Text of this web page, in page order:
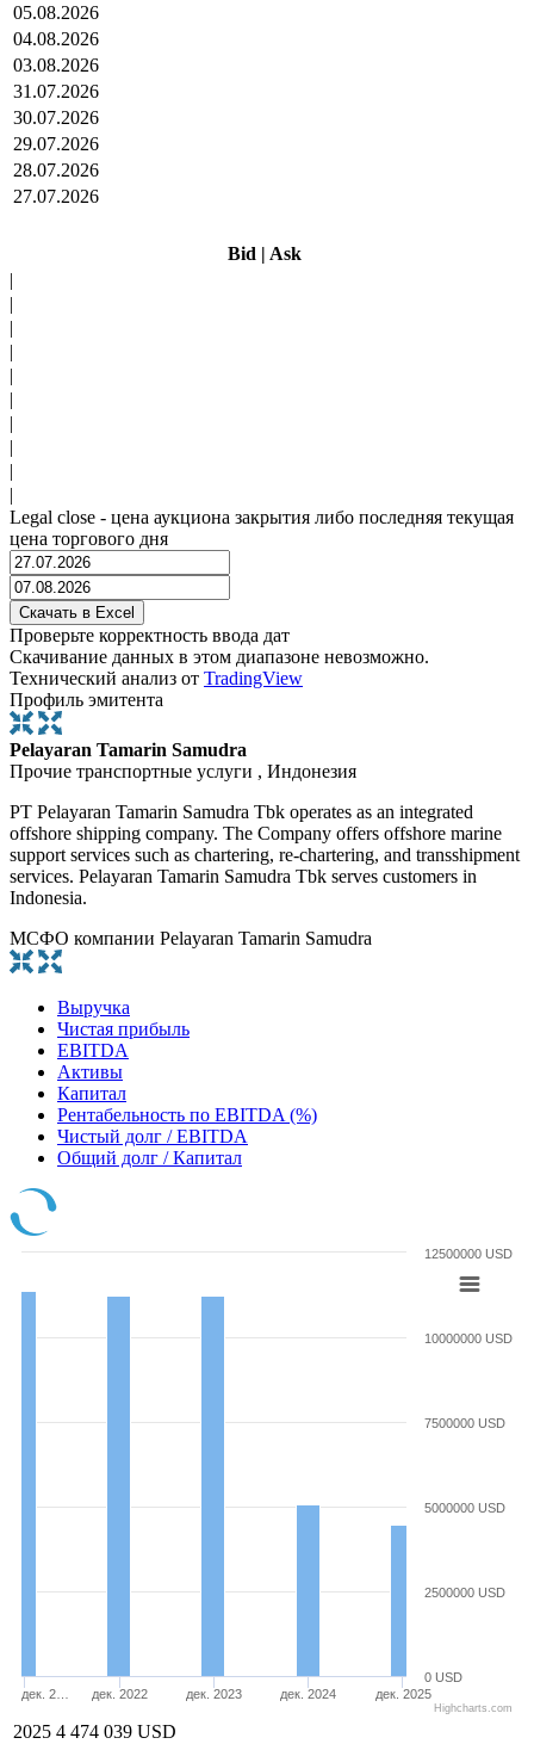
05.08.2026
04.08.2026
03.08.2026
31.07.2026
30.07.2026
29.07.2026
28.07.2026
27.07.2026
Bid | Ask
|
|
|
|
|
|
|
|
|
|
Legal close - цена аукциона закрытия либо последняя текущая
цена торгового дня
Проверьте корректность ввода дат
Скачивание данных в этом диапазоне невозможно.
Технический анализ от TradingView
Профиль эмитента
Pelayaran Tamarin Samudra
Прочие транспортные услуги , Индонезия
PT Pelayaran Tamarin Samudra Tbk operates as an integrated
offshore shipping company. The Company offers offshore marine
support services such as chartering, re-chartering, and transshipment
services. Pelayaran Tamarin Samudra Tbk serves customers in
Indonesia.
МСФО компании Pelayaran Tamarin Samudra
Выручка
Чистая прибыль
EBITDA
Активы
Капитал
Рентабельность по EBITDA (%)
Чистый долг / EBITDA
Общий долг / Капитал
дек. 2… дек. 2022 дек. 2023 дек. 2024 дек. 2025
0 USD
2500000 USD
5000000 USD
7500000 USD
10000000 USD
12500000 USD
Highcharts.com
2025 4 474 039 USD